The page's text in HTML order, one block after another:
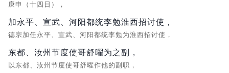
庚申（十四日），
加永平、宣武、河阳都统李勉淮西招讨使，
德宗加任永平、宣武、河阳都统李勉为淮西招讨使，
东都、汝州节度使哥舒曜为之副，
以东都、汝州节度使哥舒曜作他的副职，